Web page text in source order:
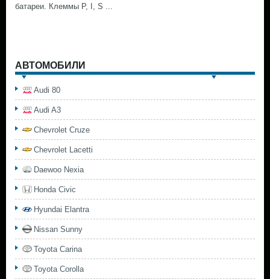
батареи. Клеммы Р, I, S ...
АВТОМОБИЛИ
Audi 80
Audi A3
Chevrolet Cruze
Chevrolet Lacetti
Daewoo Nexia
Honda Civic
Hyundai Elantra
Nissan Sunny
Toyota Carina
Toyota Corolla